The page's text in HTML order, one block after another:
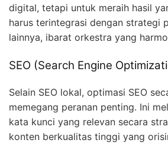
digital, tetapi untuk meraih hasil
harus terintegrasi dengan strategi
lainnya, ibarat orkestra yang
SEO (Search Engine
Selain SEO lokal, optimasi SEO
memegang peranan penting. Ini
kata kunci yang relevan secara
konten berkualitas tinggi yang